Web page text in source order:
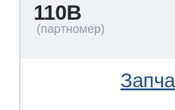
110B